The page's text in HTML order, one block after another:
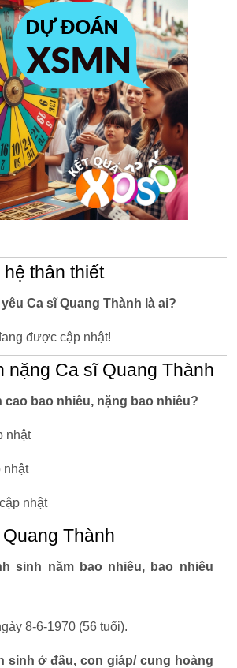
thân thiết
Ca sĩ Quang Thành là ai?
được cập nhật!
nặng Ca sĩ Quang Thành
cao bao nhiêu, nặng bao nhiêu?
nhật
nhật
nhật
Thành
sinh năm bao nhiêu, bao nhiêu
8-6-1970 (56 tuổi).
sinh ở đâu, con giáp/ cung hoàng